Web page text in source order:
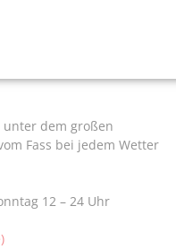
ab 12 Uhr
Köln-Wahn - Eltzhof
unter dem großen
Fass bei jedem Wetter
12 – 24 Uhr